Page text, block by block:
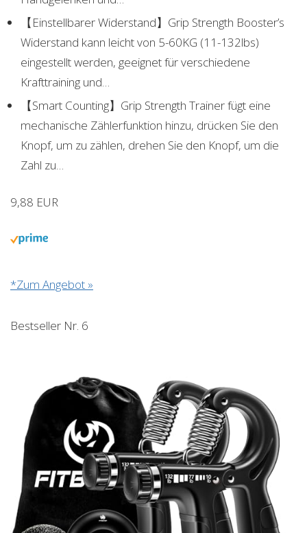
【Einstellbarer Widerstand】Grip Strength Booster’s
Widerstand kann leicht von 5-60KG (11-132lbs)
eingestellt werden, geeignet für verschiedene
Krafttraining und…
【Smart Counting】Grip Strength Trainer fügt eine
mechanische Zählerfunktion hinzu, drücken Sie den
Knopf, um zu zählen, drehen Sie den Knopf, um die
Zahl zu…
9,88 EUR
*Zum Angebot »
Bestseller Nr. 6